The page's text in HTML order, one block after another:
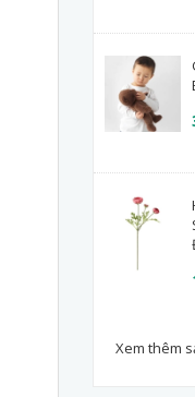
Xem thêm